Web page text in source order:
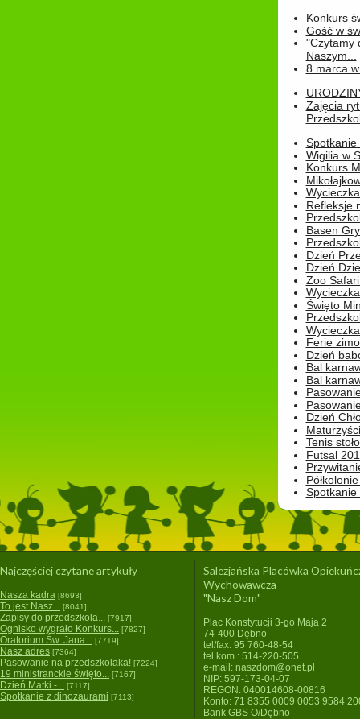
Konkurs
Gość w
"Czytamy
Naszym...
8 marca
Zajęcia
Spotkanie
Wigilia w
Konkurs
Refleksje
Basen
Dzień
Dzień
Zoo
Święto
Ferie
Dzień
Bal
Bal
Dzień
Tenis
Futsal
Najczęściej czytane artykuły
Nasza kadra [8693]
To jest Nasz... [8041]
Zapisy do przedszkola... [7917]
Ognisko wygrało Konkurs... [7827]
Oratorium Św. Jana... [7719]
Nasz adres [7364]
Pasowanie na przedszkolaka! [7224]
19 ministranckie święto... [7167]
Dzień Matki -... [7117]
Spotkanie z dinozaurami [7113]
Salezjańska Placówka
Wychowawcza
"Nasz Dom"
Plac Konstytucji 3-go Maja 2
74-400 Dębno
tel/fax: 95 760-48-54
tel.kom.: 514-220-505
e-mail: naszdom@onet.pl
NIP: 597-173-04-07
REGON: 040014608-00816
Konto: 71 8355 0009 0053 9584
Bank GBS O/Dębno